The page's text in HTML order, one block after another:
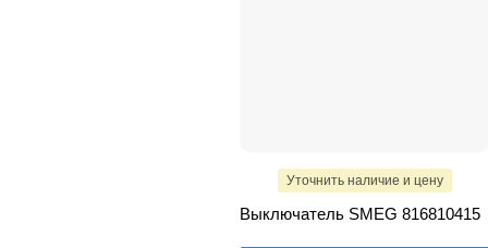
Уточнить наличие и цену
Выключатель SMEG 816810415